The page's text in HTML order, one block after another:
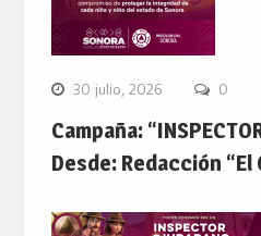
30 julio, 2026 0
Campaña:
Desde: Redacción